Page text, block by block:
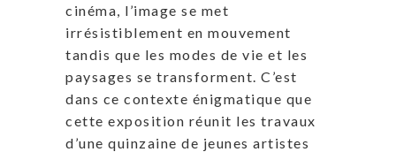
cinéma, l’image se met
irrésistiblement en mouvement
tandis que les modes de vie et les
paysages se transforment. C’est
dans ce contexte énigmatique que
cette exposition réunit les travaux
d’une quinzaine de jeunes artistes